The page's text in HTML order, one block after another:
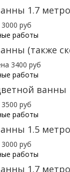
1.7
руб
(также
3400 руб
ванны
руб
1.5
руб
1.7